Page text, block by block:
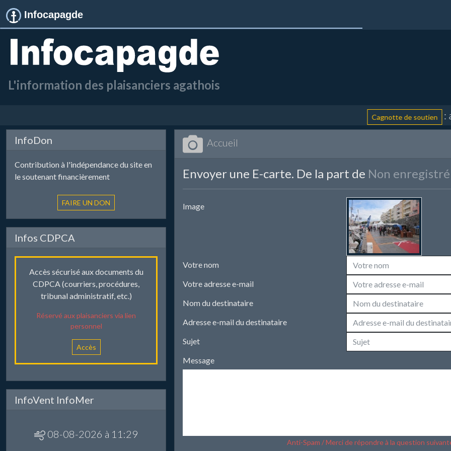
Infocapagde
L'information des plaisanciers agathois
Cagnotte de soutien :
InfoDon
Contribution à l'indépendance du site en
le soutenant financièrement
Infos CDPCA
Accès sécurisé aux documents du
CDPCA (courriers, procédures,
tribunal administratif, etc.)
Réservé aux plaisanciers via lien
personnel
Accès
InfoVent InfoMer
08-08-2026 à 11:29
Accueil
Envoyer une E-carte. De la part de Non enregistré
Image
Votre nom
Votre adresse e-mail
Nom du destinataire
Adresse e-mail du destinataire
Sujet
Message
Anti-Spam / Merci de répondre à la question